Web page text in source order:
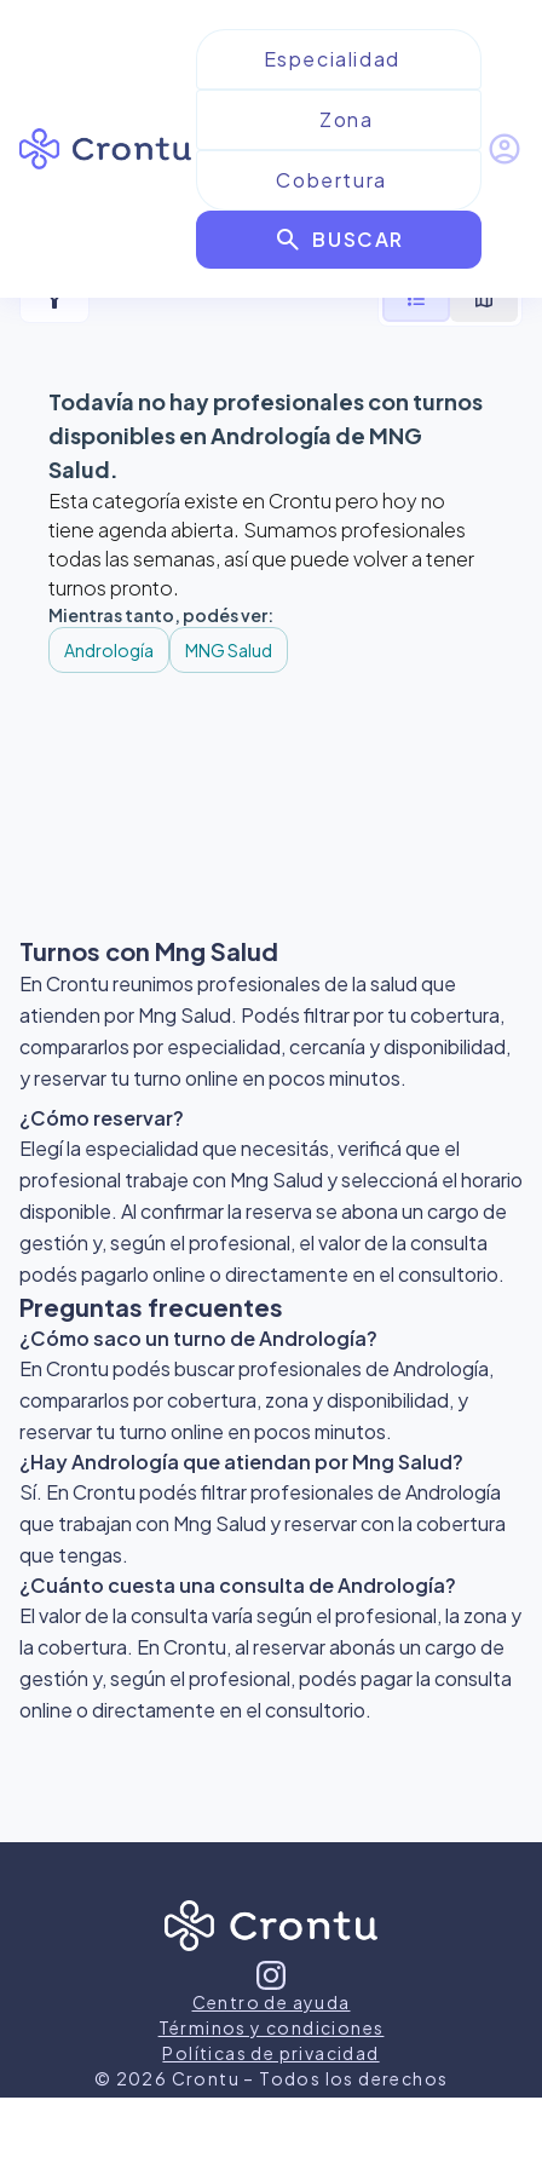
search BUSCAR
account_circle
Resultados paraAndrología
de MNG Salud
filter_alt format_list_bulleted map
Todavía no hay profesionales con turnos
disponibles enAndrología de MNG
Salud.
Esta categoría existe en Crontu pero hoy no
tiene agenda abierta. Sumamos profesionales
todas las semanas, así que puede volver a tener
turnos pronto.
Mientras tanto, podés ver:
Andrología
MNG Salud
Turnos con Mng Salud
En Crontu reunimos profesionales de la salud que
atienden por Mng Salud. Podés filtrar por tu cobertura,
compararlos por especialidad, cercanía y disponibilidad,
y reservar tu turno online en pocos minutos.
¿Cómo reservar?
Elegí la especialidad que necesitás, verificá que el
profesional trabaje con Mng Salud y seleccioná el horario
disponible. Al confirmar la reserva se abona un cargo de
gestión y, según el profesional, el valor de la consulta
podés pagarlo online o directamente en el consultorio.
Preguntas frecuentes
¿Cómo saco un turno de Andrología?
En Crontu podés buscar profesionales de Andrología,
compararlos por cobertura, zona y disponibilidad, y
reservar tu turno online en pocos minutos.
¿Hay Andrología que atiendan por Mng Salud?
Sí. En Crontu podés filtrar profesionales de Andrología
que trabajan con Mng Salud y reservar con la cobertura
que tengas.
¿Cuánto cuesta una consulta de Andrología?
El valor de la consulta varía según el profesional, la zona y
la cobertura. En Crontu, al reservar abonás un cargo de
gestión y, según el profesional, podés pagar la consulta
online o directamente en el consultorio.
Centro de ayuda
Términos y condiciones
Políticas de privacidad
© 2026 Crontu – Todos los derechos
reservados